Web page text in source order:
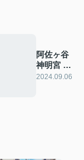
阿佐ヶ谷
神明宮 例
大祭☆
2024.09.06